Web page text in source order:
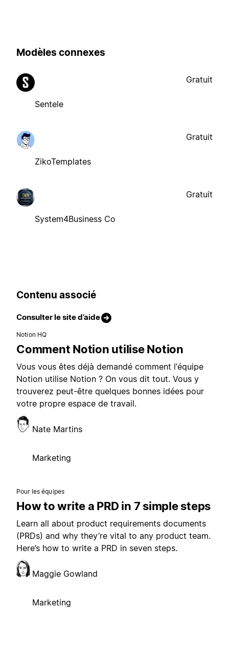
Modèles connexes
Sentele
Gratuit
ZikoTemplates
Gratuit
System4Business Co
Gratuit
Contenu associé
Consulter le site d’aide
Notion HQ
Comment Notion utilise Notion
Vous vous êtes déjà demandé comment l’équipe
Notion utilise Notion ? On vous dit tout. Vous y
trouverez peut-être quelques bonnes idées pour
votre propre espace de travail.
Nate Martins
Marketing
Pour les équipes
How to write a PRD in 7 simple steps
Learn all about product requirements documents
(PRDs) and why they’re vital to any product team.
Here’s how to write a PRD in seven steps.
Maggie Gowland
Marketing